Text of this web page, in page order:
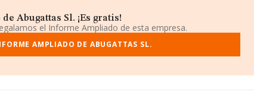
de Madrid, Madrid.
de los datos de hasta 35.522 empresas, en el ámbito
de 14.930 millones de euros y se estima que el promedio de la
es de 420 mil euros. Respecto a la información de la provincia
completar los datos de sector los empleados de media son 2.
Abugattas Sl. ¡Es gratis!
el Informe Ampliado de esta empresa.
AMPLIADO DE ABUGATTAS SL.